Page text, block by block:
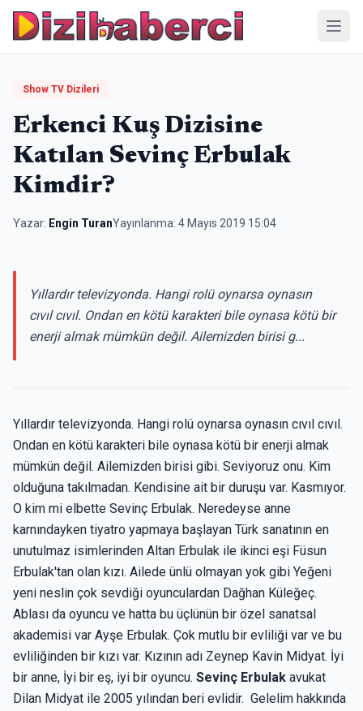
Show TV Dizileri
Erkenci Kuş Dizisine
Katılan Sevinç Erbulak
Kimdir?
Yazar: Engin TuranYayınlanma: 4 Mayıs 2019 15:04
Yıllardır televizyonda. Hangi rolü oynarsa oynasın
cıvıl cıvıl. Ondan en kötü karakteri bile oynasa kötü bir
enerji almak mümkün değil. Ailemizden birisi g...
Yıllardır televizyonda. Hangi rolü oynarsa oynasın cıvıl cıvıl.
Ondan en kötü karakteri bile oynasa kötü bir enerji almak
mümkün değil. Ailemizden birisi gibi. Seviyoruz onu. Kim
olduğuna takılmadan. Kendisine ait bir duruşu var. Kasmıyor.
O kim mi elbette Sevinç Erbulak. Neredeyse anne
karnındayken tiyatro yapmaya başlayan Türk sanatının en
unutulmaz isimlerinden Altan Erbulak ile ikinci eşi Füsun
Erbulak'tan olan kızı. Ailede ünlü olmayan yok gibi Yeğeni
yeni neslin çok sevdiği oyunculardan Dağhan Küleğeç.
Ablası da oyuncu ve hatta bu üçlünün bir özel sanatsal
akademisi var Ayşe Erbulak. Çok mutlu bir evliliği var ve bu
evliliğinden bir kızı var. Kızının adı Zeynep Kavin Midyat. İyi
bir anne, İyi bir eş, iyi bir oyuncu. Sevinç Erbulak avukat
Dilan Midyat ile 2005 yılından beri evlidir. Gelelim hakkında